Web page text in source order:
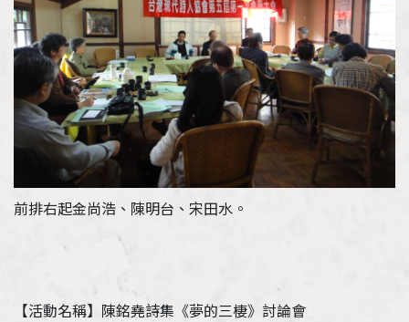
支持我們
徵稿訊息
前排右起金尚浩、陳明台、宋田水。
【活動名稱】陳銘堯詩集《夢的三棲》討論會